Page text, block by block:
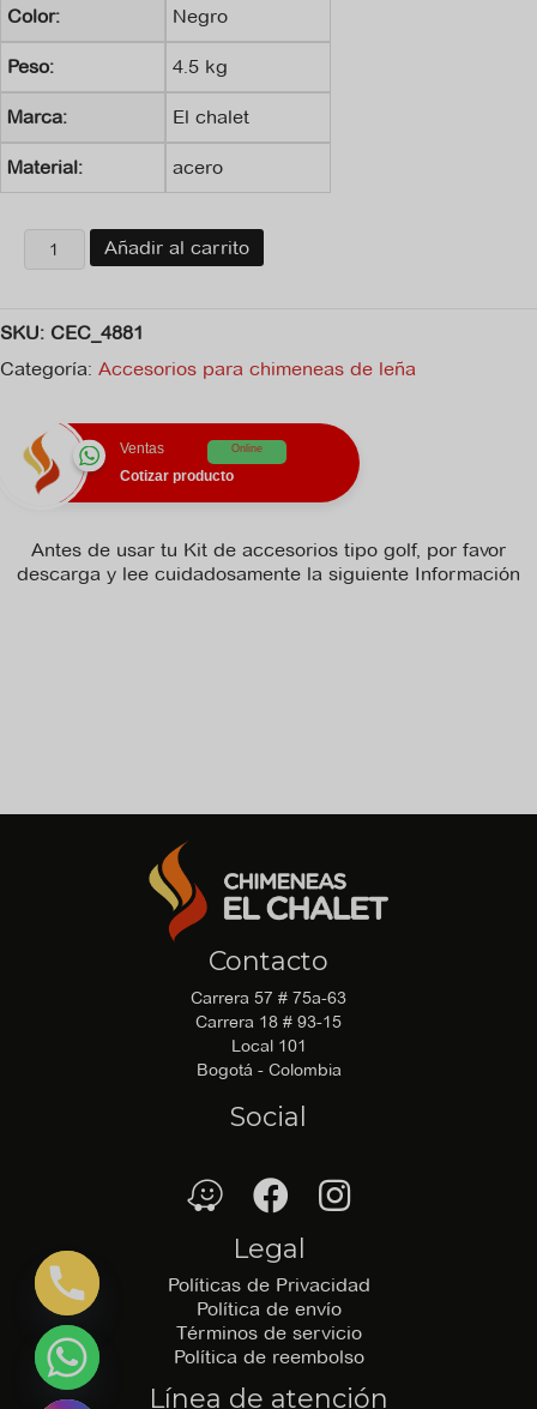
Color: Negro
Peso: 4.5 kg
Marca: El chalet
Material: acero
de
golf
cantidad
Añadir al carrito
SKU: CEC_4881
Categoría: Accesorios para chimeneas de leña
Ventas Online
Cotizar producto
Antes de usar tu Kit de accesorios tipo golf, por favor
descarga y lee cuidadosamente la siguiente Información
Contacto
Carrera 57 # 75a-63
Carrera 18 # 93-15
Local 101
Bogotá - Colombia
Social
waze FacebookFacebook
Legal
Políticas de Privacidad
Política de envío
Términos de servicio
Política de reembolso
Línea de atención